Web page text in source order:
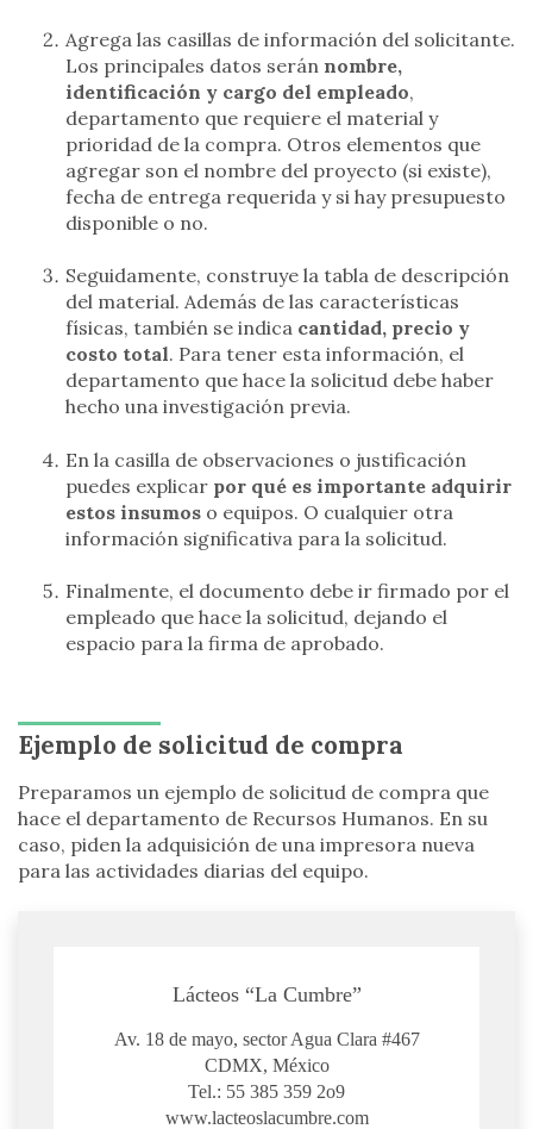
Agrega las casillas de información del solicitante.
Los principales datos serán nombre,
identificación y cargo del empleado,
departamento que requiere el material y
prioridad de la compra. Otros elementos que
agregar son el nombre del proyecto (si existe),
fecha de entrega requerida y si hay presupuesto
disponible o no.
Seguidamente, construye la tabla de descripción
del material. Además de las características
físicas, también se indica cantidad, precio y
costo total. Para tener esta información, el
departamento que hace la solicitud debe haber
hecho una investigación previa.
En la casilla de observaciones o justificación
puedes explicar por qué es importante adquirir
estos insumos o equipos. O cualquier otra
información significativa para la solicitud.
Finalmente, el documento debe ir firmado por el
empleado que hace la solicitud, dejando el
espacio para la firma de aprobado.
Ejemplo de solicitud de compra
Preparamos un ejemplo de solicitud de compra que
hace el departamento de Recursos Humanos. En su
caso, piden la adquisición de una impresora nueva
para las actividades diarias del equipo.
Lácteos “La Cumbre”
Av. 18 de mayo, sector Agua Clara #467
CDMX, México
Tel.: 55 385 359 2o9
www.lacteoslacumbre.com